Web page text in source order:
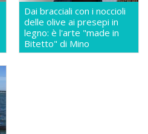
Dai bracciali con i noccioli
delle olive ai presepi in
legno: è l'arte "made in
Bitetto" di Mino